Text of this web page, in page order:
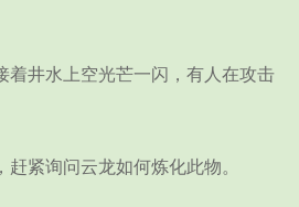
井水上空光芒一闪，有人在攻击
紧询问云龙如何炼化此物。